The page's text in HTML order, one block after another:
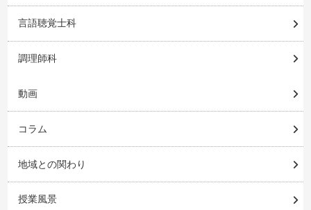
言語聴覚士科
調理師科
動画
コラム
地域との関わり
授業風景